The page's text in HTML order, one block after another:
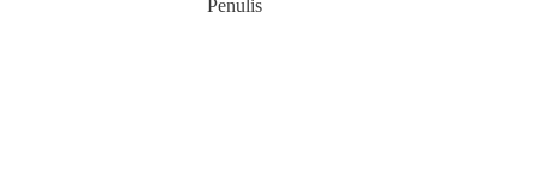
Penulis